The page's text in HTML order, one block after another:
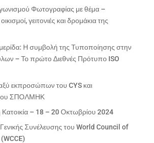
Φωτογραφίας με θέμα –
γειτονιές και δρομάκια της
Η συμβολή της Τυποποίησης στην
– Το πρώτο Διεθνές Πρότυπο ISO
εκπροσώπων του CYS και
ΣΠΟΛΜΗΚ
Κατοικία – 18 – 20 Οκτωβρίου 2024
Γενικής Συνέλευσης του World Council of